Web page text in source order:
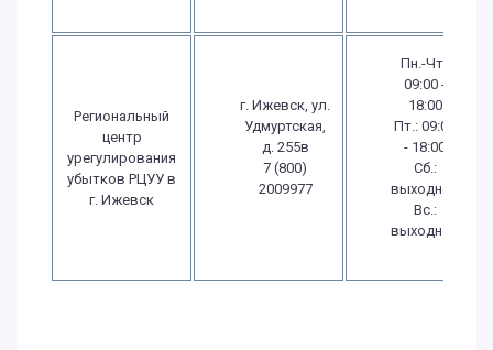
Региональный
центр
урегулирования
убытков РЦУУ в
г. Ижевск
г. Ижевск, ул.
Удмуртская,
д. 255в
7 (800)
2009977
Пн.-Чт.:
09:00 -
18:00
Пт.: 09:00
- 18:00
Сб.:
выходной
Вс.:
выходной